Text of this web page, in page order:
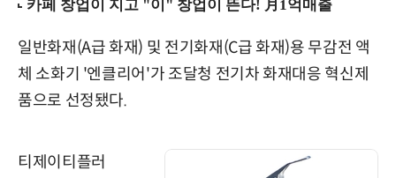
일반화재(A급 화재) 및 전기화재(C급 화재)용 무감전 액
체 소화기 '엔클리어'가 조달청 전기차 화재대응 혁신제
품으로 선정됐다.
티제이티플러